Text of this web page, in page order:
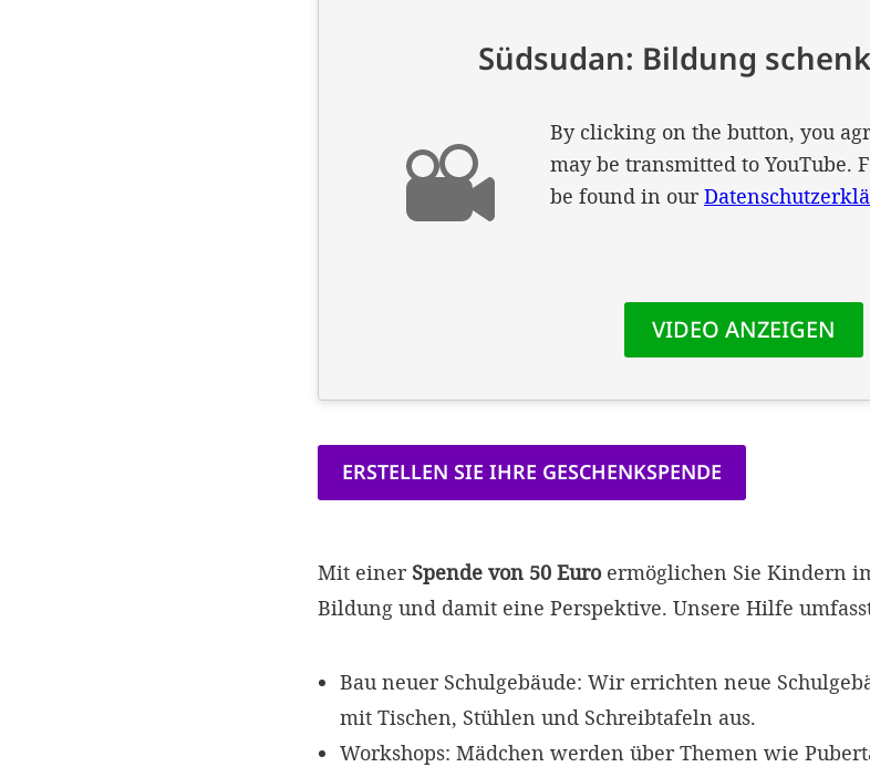
ERSTELLEN SIE IHRE GESCHENKSPENDE
Mit einer Spende von 50 Euroermöglichen Sie Kindern
Bildung und damit eine Perspektive. Unsere Hilfe
Bau neuer Schulgebäude: Wir errichten neue
mit Tischen, Stühlen und Schreibtafeln aus.
Workshops: Mädchen werden über Themen wie